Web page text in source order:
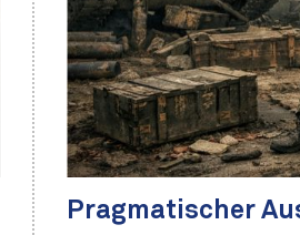
Pragmatischer